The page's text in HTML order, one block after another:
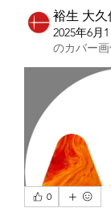
裕生 大久
2025年6月1
のカバー画
0